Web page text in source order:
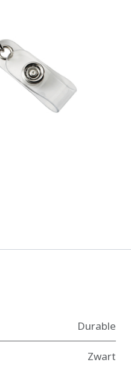
Durable
Zwart